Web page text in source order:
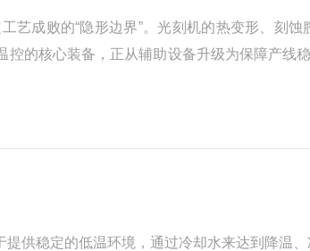
成败的“隐形边界”。光刻机的热变形、刻
核心装备，正从辅助设备升级为保障产线
供稳定的低温环境，通过冷却水来达到降温